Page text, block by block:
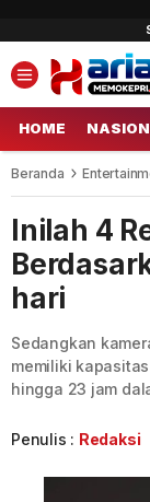
HOME
Beranda
Inilah 4
hari
Sedangkan
memiliki
hingga 23 jam
Penulis : Redaksi